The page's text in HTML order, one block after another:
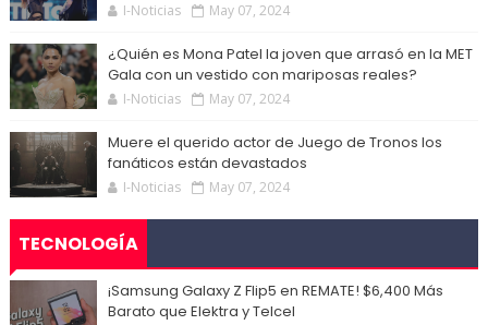
I-Noticias May 07, 2024
¿Quién es Mona Patel la joven que arrasó en la MET
Gala con un vestido con mariposas reales?
I-Noticias May 07, 2024
Muere el querido actor de Juego de Tronos los
fanáticos están devastados
I-Noticias May 07, 2024
TECNOLOGÍA
¡Samsung Galaxy Z Flip5 en REMATE! $6,400 Más
Barato que Elektra y Telcel